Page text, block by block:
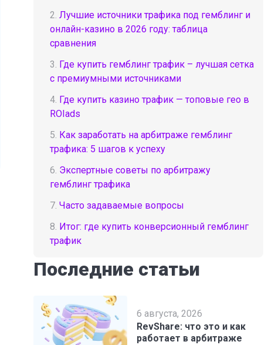
2. Лучшие источники трафика под гемблинг и
онлайн-казино в 2026 году: таблица
сравнения
3. Где купить гемблинг трафик – лучшая сетка
с премиумными источниками
4. Где купить казино трафик — топовые гео в
ROIads
5. Как заработать на арбитраже гемблинг
трафика: 5 шагов к успеху
6. Экспертные советы по арбитражу
гемблинг трафика
7. Часто задаваемые вопросы
8. Итог: где купить конверсионный гемблинг
трафик
Последние статьи
6 августа, 2026
RevShare: что это и как
работает в арбитраже